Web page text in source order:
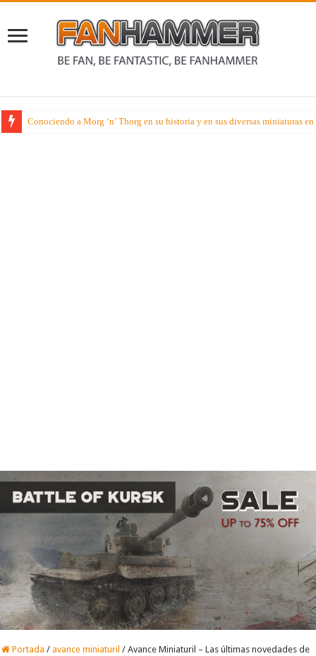
Avance Miniaturil – Genial Caballería para ser tu carga a caballo de tu
Portada / avance miniaturil / Avance Miniaturil – Las últimas novedades de